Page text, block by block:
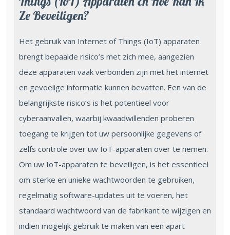
Ze Beveiligen?
Het gebruik van Internet of Things (IoT) apparaten
brengt bepaalde risico’s met zich mee, aangezien
deze apparaten vaak verbonden zijn met het internet
en gevoelige informatie kunnen bevatten. Een van de
belangrijkste risico’s is het potentieel voor
cyberaanvallen, waarbij kwaadwillenden proberen
toegang te krijgen tot uw persoonlijke gegevens of
zelfs controle over uw IoT-apparaten over te nemen.
Om uw IoT-apparaten te beveiligen, is het essentieel
om sterke en unieke wachtwoorden te gebruiken,
regelmatig software-updates uit te voeren, het
standaard wachtwoord van de fabrikant te wijzigen en
indien mogelijk gebruik te maken van een apart